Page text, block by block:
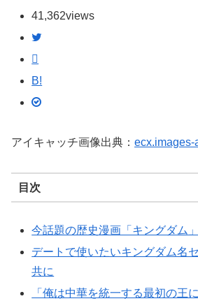
41,362views
B!
アイキャッチ画像出典： ecx.images-
目次
今話題の歴史漫画「キングダム」
デートで使いたいキングダム名
共に
「俺は中華を統一する最初の王